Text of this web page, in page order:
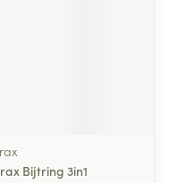
Bijtring 3in1